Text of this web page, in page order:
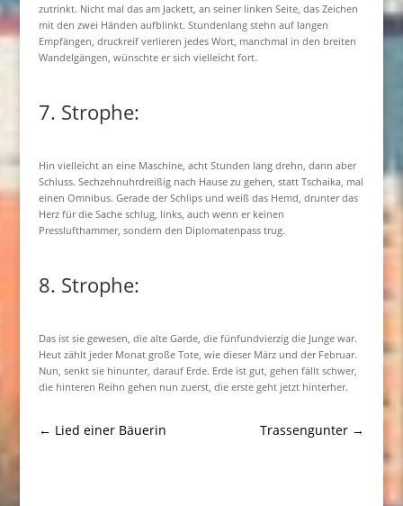
zutrinkt. Nicht mal das am Jackett, an seiner linken Seite, das Zeichen
mit den zwei Händen aufblinkt. Stundenlang stehn auf langen
Empfängen, druckreif verlieren jedes Wort, manchmal in den breiten
Wandelgängen, wünschte er sich vielleicht fort.
7. Strophe:
Hin vielleicht an eine Maschine, acht Stunden lang drehn, dann aber
Schluss. Sechzehnuhrdreißig nach Hause zu gehen, statt Tschaika, mal
einen Omnibus. Gerade der Schlips und weiß das Hemd, drunter das
Herz für die Sache schlug, links, auch wenn er keinen
Presslufthammer, sondern den Diplomatenpass trug.
8. Strophe:
Das ist sie gewesen, die alte Garde, die fünfundvierzig die Junge war.
Heut zählt jeder Monat große Tote, wie dieser März und der Februar.
Nun, senkt sie hinunter, darauf Erde. Erde ist gut, gehen fällt schwer,
die hinteren Reihn gehen nun zuerst, die erste geht jetzt hinterher.
← Lied einer Bäuerin Trassengunter →